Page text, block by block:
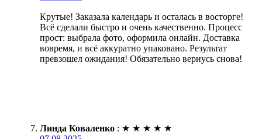
Крутые! Заказала календарь и осталась в восторге!
Всё сделали быстро и очень качественно. Процесс
прост: выбрала фото, оформила онлайн. Доставка
вовремя, и всё аккуратно упаковано. Результат
превзошел ожидания! Обязательно вернусь снова!
Линда Коваленко : ★ ★ ★ ★ ★